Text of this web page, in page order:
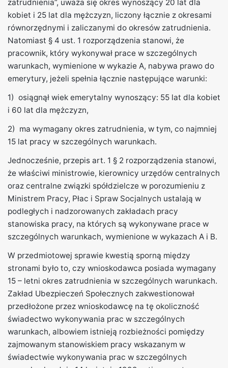
zatrudnienia”, uważa się okres wynoszący 20 lat dla
kobiet i 25 lat dla mężczyzn, liczony łącznie z okresami
równorzędnymi i zaliczanymi do okresów zatrudnienia.
Natomiast § 4 ust. 1 rozporządzenia stanowi, że
pracownik, który wykonywał prace w szczególnych
warunkach, wymienione w wykazie A, nabywa prawo do
emerytury, jeżeli spełnia łącznie następujące warunki:
1) osiągnął wiek emerytalny wynoszący: 55 lat dla kobiet
i 60 lat dla mężczyzn,
2) ma wymagany okres zatrudnienia, w tym, co najmniej
15 lat pracy w szczególnych warunkach.
Jednocześnie, przepis art. 1 § 2 rozporządzenia stanowi,
że właściwi ministrowie, kierownicy urzędów centralnych
oraz centralne związki spółdzielcze w porozumieniu z
Ministrem Pracy, Płac i Spraw Socjalnych ustalają w
podległych i nadzorowanych zakładach pracy
stanowiska pracy, na których są wykonywane prace w
szczególnych warunkach, wymienione w wykazach A i B.
W przedmiotowej sprawie kwestią sporną między
stronami było to, czy wnioskodawca posiada wymagany
15 – letni okres zatrudnienia w szczególnych warunkach.
Zakład Ubezpieczeń Społecznych zakwestionował
przedłożone przez wnioskodawcę na tę okoliczność
świadectwo wykonywania prac w szczególnych
warunkach, albowiem istnieją rozbieżności pomiędzy
zajmowanym stanowiskiem pracy wskazanym w
świadectwie wykonywania prac w szczególnych